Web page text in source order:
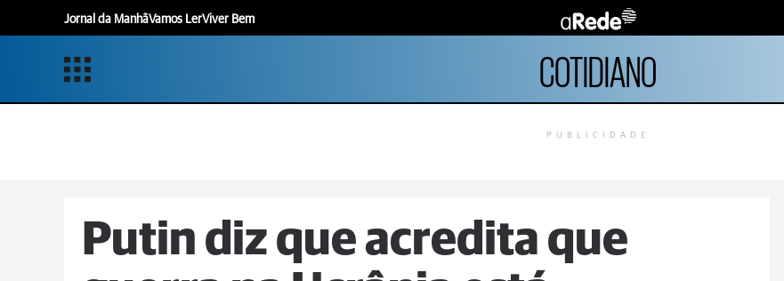
Jornal da ManhãVamos LerViver Bem
COTIDIANO
PUBLICIDADE
Putin diz que acredita que